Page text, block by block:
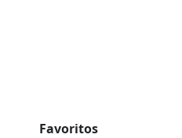
Favoritos